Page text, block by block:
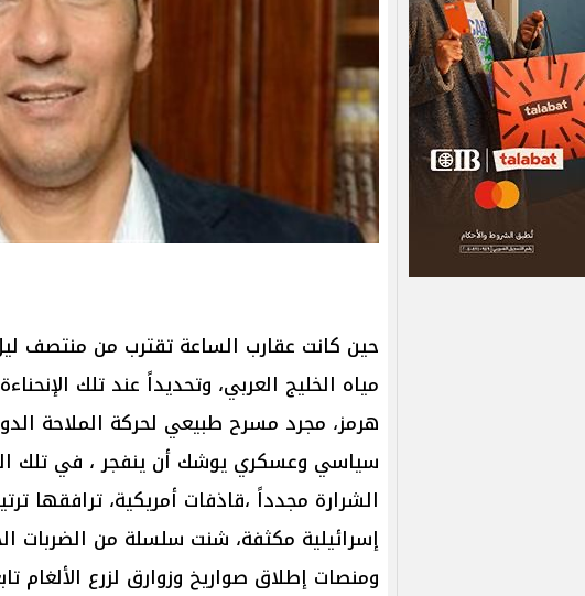
حين كانت عقارب الساعة تقترب من منتصف
مياه الخليج العربي، وتحديداً عند تلك
هرمز، مجرد مسرح طبيعي لحركة الملاحة
سياسي وعسكري يوشك أن ينفجر ، في تلك
الشرارة مجدداً ،قاذفات أمريكية، ترافقها
إسرائيلية مكثفة، شنت سلسلة من الضربات
ومنصات إطلاق صواريخ وزوارق لزرع الألغام